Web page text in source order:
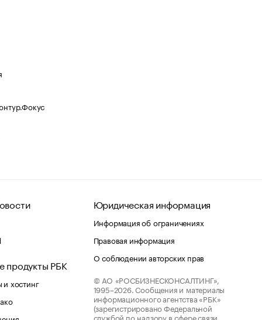
продукты РБК
хостинг
Юридическая информация
Информация об ограничениях
Правовая информация
О соблюдении авторских прав
© АО «РОСБИЗНЕСКОНСАЛТИНГ»,
1995–2026. Сообщения и материалы
информационного агентства «РБК»
(зарегистрировано Федеральной
службой по надзору в сфере связи,